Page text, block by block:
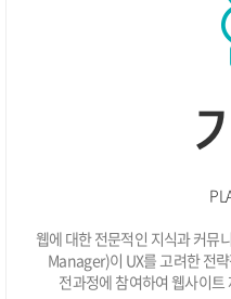
해외자원개발협회
예약솔루션 ASP서
(주)비젠소프트 웹
프로
웨딩사업
일본여행 포탈사이
한국건설연구원
2007
웹에 대한 전문적인 지식과 커뮤
Manager)이 UX를 고려한 전
전과정에 참여하여 웹사이트